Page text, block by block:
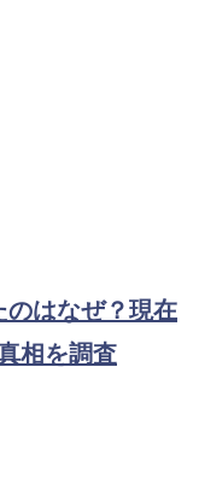
のはなぜ？現在
相を調査